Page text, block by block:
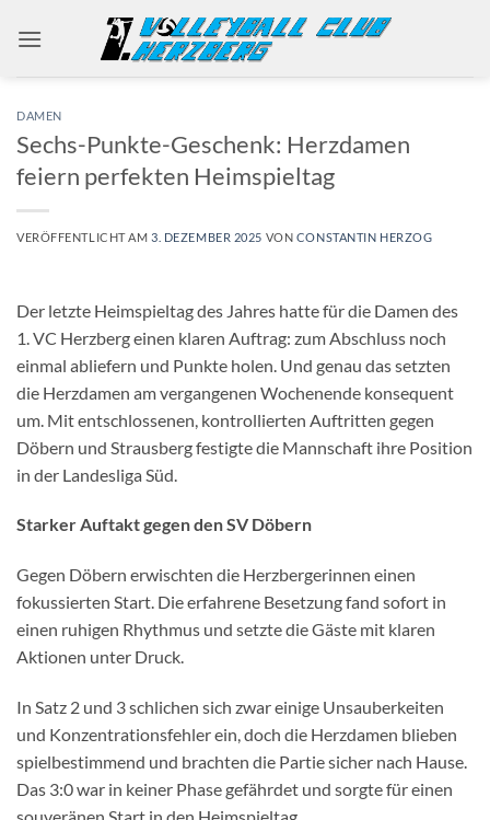
Inhalt
DAMEN
Sechs-Punkte-Geschenk: Herzdamen
feiern perfekten Heimspieltag
VERÖFFENTLICHT AM 3. DEZEMBER 2025 VON CONSTANTIN HERZOG
Der letzte Heimspieltag des Jahres hatte für die Damen des
1. VC Herzberg einen klaren Auftrag: zum Abschluss noch
einmal abliefern und Punkte holen. Und genau das setzten
die Herzdamen am vergangenen Wochenende konsequent
um. Mit entschlossenen, kontrollierten Auftritten gegen
Döbern und Strausberg festigte die Mannschaft ihre Position
in der Landesliga Süd.
Starker Auftakt gegen den SV Döbern
Gegen Döbern erwischten die Herzbergerinnen einen
fokussierten Start. Die erfahrene Besetzung fand sofort in
einen ruhigen Rhythmus und setzte die Gäste mit klaren
Aktionen unter Druck.
In Satz 2 und 3 schlichen sich zwar einige Unsauberkeiten
und Konzentrationsfehler ein, doch die Herzdamen blieben
spielbestimmend und brachten die Partie sicher nach Hause.
Das 3:0 war in keiner Phase gefährdet und sorgte für einen